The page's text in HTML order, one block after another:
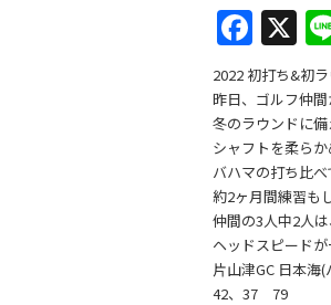
F
a
c
e
b
o
o
k
X
2022 初打ち&初
昨日、ゴルフ仲間
冬のラウンドに備
シャフトを柔ら
バハマの打ち比べ
約2ヶ月間練習も
仲間の3人中2人
ヘッドスピード
片山津GC 日本海
42、37 79